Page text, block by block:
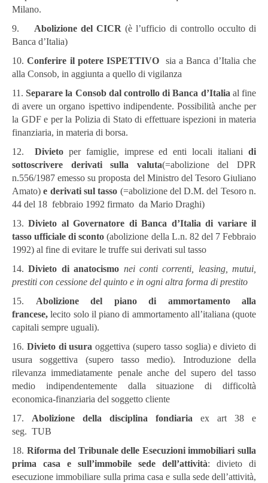
Milano.
9. Abolizione del CICR (è l’ufficio di controllo occulto di
Banca d’Italia)
10.Conferire il potere ISPETTIVO sia a Banca d’Italia che
alla Consob, in aggiunta a quello di vigilanza
11.Separare la Consob dal controllo di Banca d’Italia al fine
di avere un organo ispettivo indipendente. Possibilità anche per
la GDF e per la Polizia di Stato di effettuare ispezioni in materia
finanziaria, in materia di borsa.
12.
Divieto per famiglie, imprese ed enti locali italianidi
sottoscrivere derivati sulla valuta(=abolizione del DPR
n.556/1987 emesso su proposta del Ministro del Tesoro Giuliano
Amato)e derivati sul tasso (=abolizione del D.M. del Tesoro n.
44 del 18 febbraio 1992 firmato da Mario Draghi)
13.Divieto al Governatore di Banca d’Italia di variare il
tasso ufficiale di sconto(abolizione della L.n. 82 del 7 Febbraio
1992) al fine di evitare le truffe sui derivati sul tasso
14.Divieto di anatocismo nei conti correnti, leasing, mutui,
prestiti con cessione del quinto e in ogni altra forma di prestito
15. Abolizione del piano di ammortamento alla
francese,lecito solo il piano di ammortamento all’italiana (quote
capitali sempre uguali).
16. Divieto di usura oggettiva (supero tasso soglia) e divieto di
usura soggettiva (supero tasso medio). Introduzione della
rilevanza immediatamente penale anche del supero del tasso
medio indipendentemente dalla situazione di difficoltà
economica-finanziaria del soggetto cliente
17. Abolizione della disciplina fondiaria ex art 38 e
seg. TUB
18. Riforma del Tribunale delle Esecuzioni immobiliari sulla
prima casa
e sull’immobile sede dell’attività: divieto di
esecuzione immobiliare sulla prima casa e sulla sede dell’attività,